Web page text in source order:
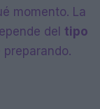
momento. La
del tipo